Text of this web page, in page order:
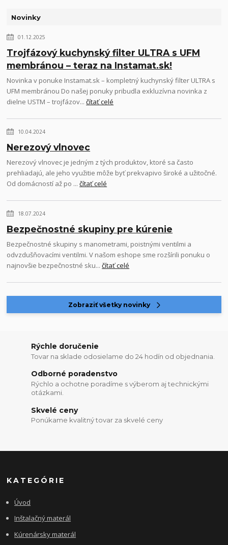
Novinky
01.12.2025
Trojfázový kuchynský filter ULTRA s UFM
membránou – teraz na Instamat.sk!
Novinka v ponuke Instamat.sk – kompletný kuchynský filter ULTRA s
UFM membránou Do našej ponuky pribudla exkluzívna novinka z
dielne USTM – trojfázov...čítať celé
10.04.2024
Nerezový vlnovec
Nerezový vlnovec je jedným z tých produktov, ktoré sa často
prehliadajú, ale jeho využitie môže byť prekvapivo široké a užitočné.
Od domácností až po ...čítať celé
18.07.2024
Bezpečnostné skupiny pre kúrenie
Bezpečnostné skupiny s manometrami, poistnými ventilmi a
odvzdušňovacími ventilmi. V našom eshope sme rozšírili ponuku o
najnovšie bezpečnostné sku...čítať celé
Zobraziť všetky novinky
Rýchle doručenie
Tovar na sklade odosielame do 24 hodín od objednania.
Odborné poradenstvo
Rýchlo a ochotne poradíme s výberom aj technickými
otázkami.
Skvelé ceny
Ponúkame kvalitný tovar za skvelé ceny
KATEGÓRIE
Úvod
Inštalačný materál
Kúrenársky materál